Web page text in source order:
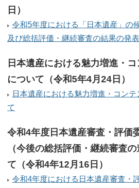
日）
令和5年度における「日本遺産」の
及び総括評価・継続審査の結果の発
日本遺産における魅力増進・
について（令和5年4月24日）
日本遺産における魅力増進・コン
て
令和4年度日本遺産審査・評価
（今後の総括評価・継続審査
て（令和4年12月16日）
令和4年度における日本遺産審査・